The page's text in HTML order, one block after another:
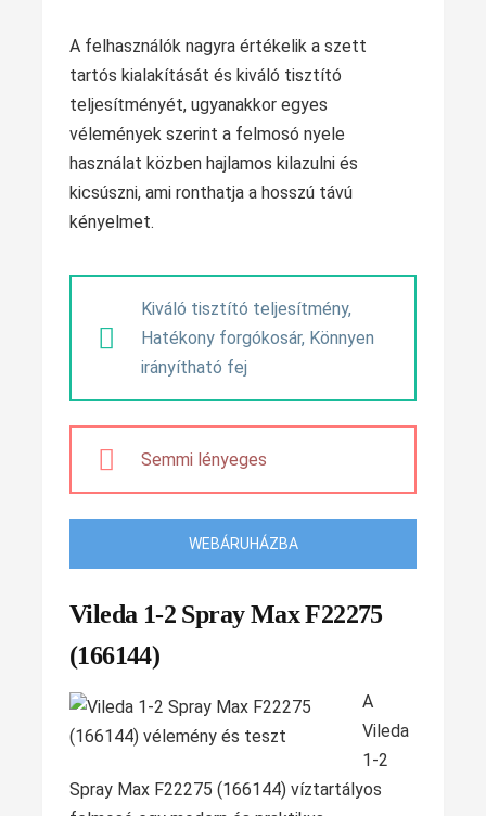
A felhasználók nagyra értékelik a szett
tartós kialakítását és kiváló tisztító
teljesítményét, ugyanakkor egyes
vélemények szerint a felmosó nyele
használat közben hajlamos kilazulni és
kicsúszni, ami ronthatja a hosszú távú
kényelmet.
Kiváló tisztító teljesítmény,
Hatékony forgókosár, Könnyen
irányítható fej
Semmi lényeges
WEBÁRUHÁZBA
Vileda 1-2 Spray Max F22275
(166144)
A
Vileda
1-2
Spray Max F22275 (166144) víztartályos